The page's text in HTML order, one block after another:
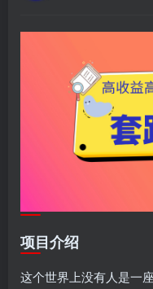
项目介绍
这个世界上没有人是一